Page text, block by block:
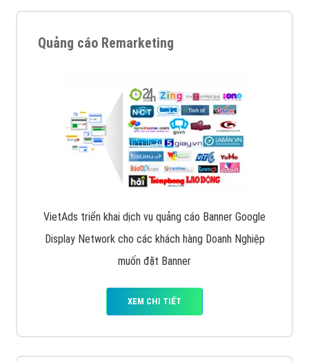
Quảng cáo Remarketing
VietAds triển khai dịch vụ quảng cáo Banner Google
Display Network cho các khách hàng Doanh Nghiệp
muốn đặt Banner
XEM CHI TIẾT